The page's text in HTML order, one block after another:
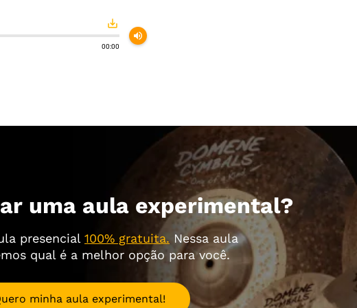
save_alt
00:00
volume_up
uma aula experimental?
presencial 100% gratuita. Nessa aula
qual é a melhor opção para você.
minha aula experimental!